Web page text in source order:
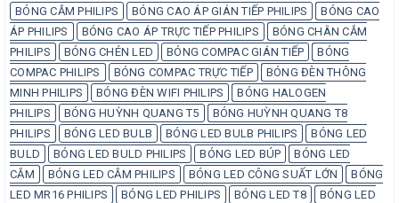
BÓNG CẮM PHILIPS BÓNG CAO ÁP GIÁN TIẾP PHILIPS
BÓNG CAO
ÁP PHILIPS
BÓNG CAO ÁP TRỰC TIẾP PHILIPS
BÓNG CHÂN CẮM
PHILIPS
BÓNG CHÉN LED BÓNG COMPAC GIÁN TIẾP
BÓNG
COMPAC PHILIPS
BÓNG COMPAC TRỰC TIẾP
BÓNG ĐÈN THÔNG
MINH PHILIPS
BÓNG ĐÈN WIFI PHILIPS
BÓNG HALOGEN
PHILIPS
BÓNG HUỲNH QUANG T5
BÓNG HUỲNH QUANG T8
PHILIPS
BÓNG LED BULB BÓNG LED BULB PHILIPS
BÓNG LED
BULD
BÓNG LED BULD PHILIPS BÓNG LED BÚP
BÓNG LED
CẮM
BÓNG LED CẮM PHILIPS BÓNG LED CÔNG SUẤT LỚN
BÓNG
LED MR16 PHILIPS
BÓNG LED PHILIPS BÓNG LED T8
BÓNG LED